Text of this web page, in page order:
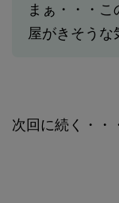
まぁ・・・こ
屋がきそうな
次回に続く・・